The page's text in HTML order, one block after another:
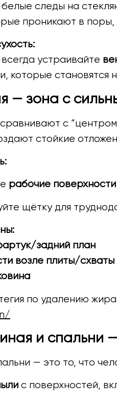
следы на
проникают в
устраивайте
которые становятся
— зона с
с
стойкие
рабочие поверхности
щётку для
задний план
возле плиты/
по удалению
и спальни
— это то, что
с поверхностей,